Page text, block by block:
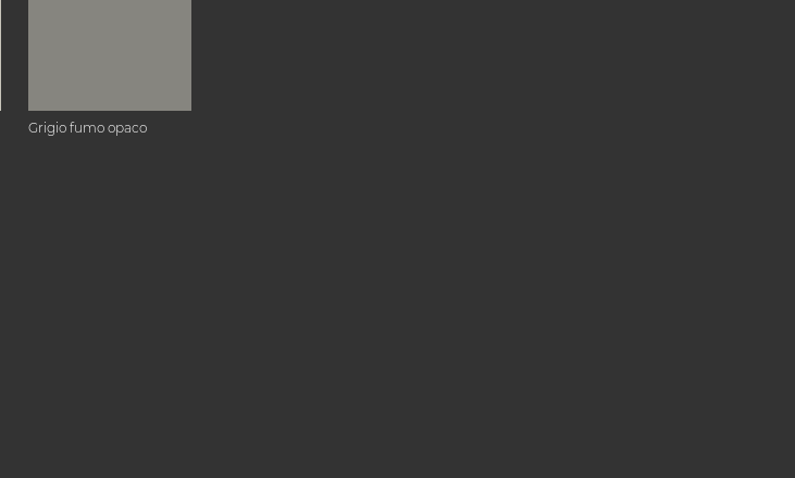
Grigio fumo opaco